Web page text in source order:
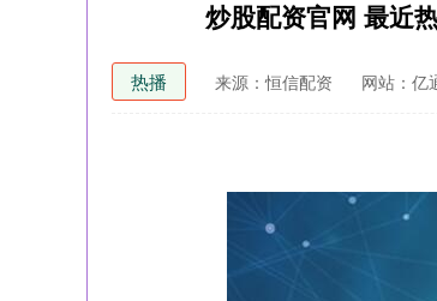
炒股配资官网 最近
热播 来源：恒信配资 网站：亿